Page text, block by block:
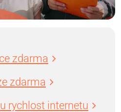
zdarma
zdarma
rychlost internetu